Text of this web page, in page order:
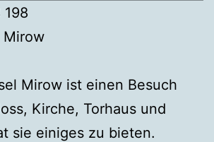
Mirow
Mirow ist einen Besuch
Kirche, Torhaus und
sie einiges zu bieten.